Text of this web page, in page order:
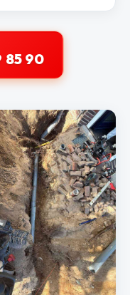
85 90